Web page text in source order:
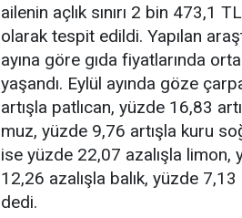
ailenin açlık sınırı 2 bin 473,1
olarak tespit edildi. Yapılan
ayına göre gıda fiyatlarında
yaşandı. Eylül ayında göze
artışla patlıcan, yüzde 16,83
muz, yüzde 9,76 artışla kuru
ise yüzde 22,07 azalışla limon,
12,26 azalışla balık, yüzde
dedi.